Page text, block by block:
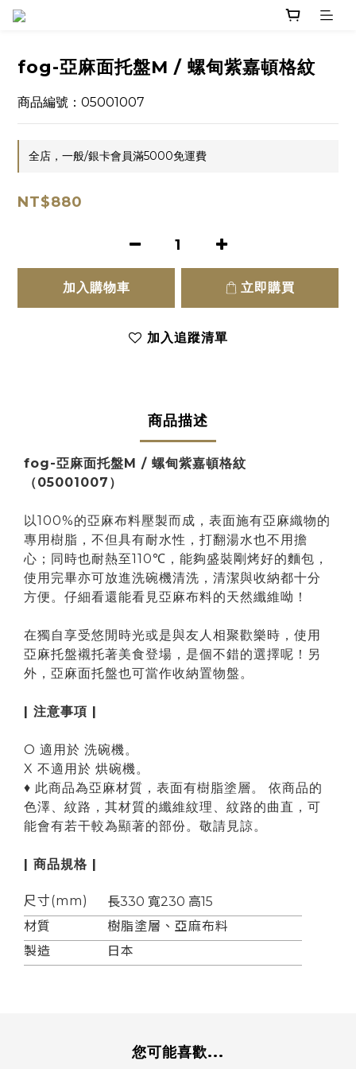
fog-亞麻面托盤M / 螺甸紫嘉頓格紋
商品編號：05001007
全店，一般/銀卡會員滿5000免運費
NT$880
加入購物車 立即購買
加入追蹤清單
商品描述
fog-亞麻面托盤M / 螺甸紫嘉頓格紋
（05001007）
以100%的亞麻布料壓製而成，表面施有亞麻織物的
專用樹脂，不但具有耐水性，打翻湯水也不用擔
心；同時也耐熱至110℃，能夠盛裝剛烤好的麵包，
使用完畢亦可放進洗碗機清洗，清潔與收納都十分
方便。仔細看還能看見亞麻布料的天然纖維呦！
在獨自享受悠閒時光或是與友人相聚歡樂時，使用
亞麻托盤襯托著美食登場，是個不錯的選擇呢！另
外，亞麻面托盤也可當作收納置物盤。
| 注意事項 |
O 適用於 洗碗機。
X 不適用於 烘碗機。
♦ 此商品為亞麻材質，表面有樹脂塗層。 依商品的
色澤、紋路，其材質的纖維紋理、紋路的曲直，可
能會有若干較為顯著的部份。敬請見諒。
| 商品規格 |
尺寸(mm)
長330 寬230 高15
材質
樹脂塗層、亞麻布料
製造
日本
您可能喜歡...